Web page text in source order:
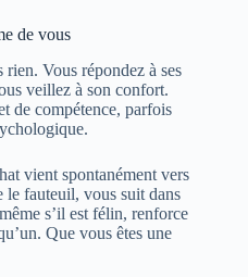
de vous
rien. Vous répondez à ses
veillez à son confort.
de compétence, parfois
vient spontanément vers
fauteuil, vous suit dans
s’il est félin, renforce
Que vous êtes une